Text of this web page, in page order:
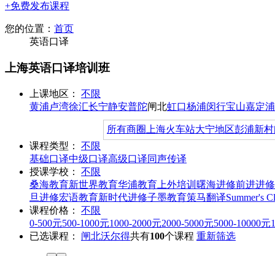
+免费发布课程
您的位置： 首页
英语口译
上海英语口译培训班
上课地区：
不限
黄浦卢湾徐汇长宁静安普陀闸北虹口杨浦闵行宝山嘉定
所有商圈 上海火车站大宁地区彭浦新村
课程类型：
不限
基础口译中级口译高级口译同声传译
授课学校：
不限
桑海教育新世界教育华浦教育 上外培训 曙海进修前进进修
旦进修宏语教育新时代进修子墨教育策马翻译Summer's
课程价格：
不限
0-500元500-1000元1000-2000元2000-5000元5000-10000元
已选课程：
闸北沃尔得共有100个课程 重新筛选